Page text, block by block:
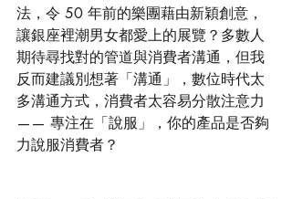
法，令 50 年前的樂團藉由新穎創意，
讓銀座裡潮男女都愛上的展覽？多數人
期待尋找對的管道與消費者溝通，但我
反而建議別想著「溝通」，數位時代太
多溝通方式，消費者太容易分散注意力
—— 專注在「說服」，你的產品是否夠
力說服消費者？